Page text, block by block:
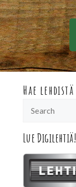
Hae lehdistä
Lue Digilehtiä!